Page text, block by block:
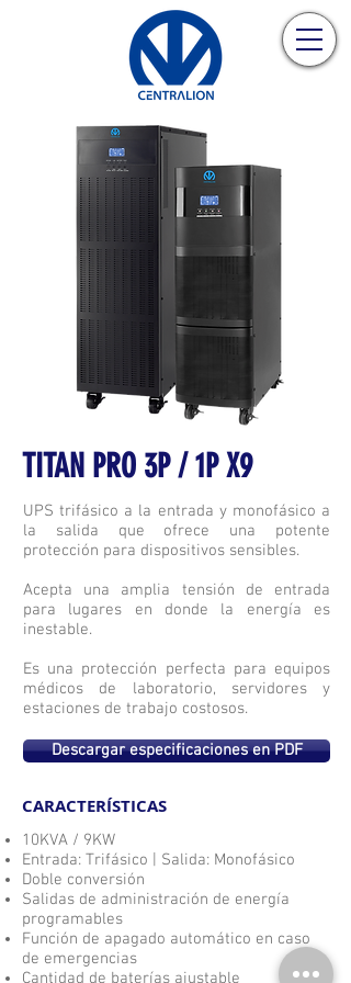
TITAN PRO 3P / 1P X9
UPS trifásico a la entrada y monofásico a
la salida que ofrece una potente
protección para dispositivos sensibles.
Acepta una amplia tensión de entrada
para lugares en donde la energía es
inestable.
Es una protección perfecta para equipos
médicos de laboratorio, servidores y
estaciones de trabajo costosos.
Descargar especificaciones en PDF
CARACTERÍSTICAS
10KVA / 9KW
Entrada: Trifásico | Salida: Monofásico
Doble conversión
​Salidas de administración de energía
programables
Función de apagado automático en caso
de emergencias
Cantidad de baterías ajustable